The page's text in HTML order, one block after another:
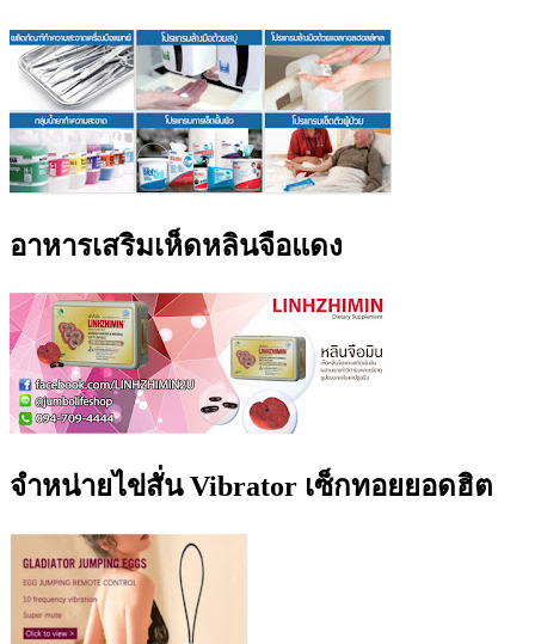
อาหารเสริมเห็ดหลินจือแดง
จำหน่ายไข่สั่น Vibrator เซ็กทอยยอดฮิต